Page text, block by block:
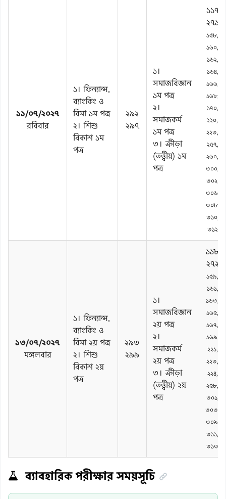
১১/০৭/২০২৭
রবিবার
১। ফিন্যান্স,
ব্যাংকিং ও
বিমা ১ম পত্র
২। শিশু
বিকাশ ১ম
পত্র
২৯২
২৯৭
১।
সমাজবিজ্ঞান
১ম পত্র
২।
সমাজকর্ম
১ম পত্র
৩। ক্রীড়া
(তত্ত্বীয়) ১ম
পত্র
১১৭
২৭১
১৫৮,
১৬০,
১৬২,
১৬৪,
১৬৬,
১৬৮,
১৭০,
২২০,
২২৩,
২৫৭,
২৬০,
৩০০,
৩০২,
৩০৬,
৩০৮,
৩১০,
৩১২
১৩/০৭/২০২৭
মঙ্গলবার
১। ফিন্যান্স,
ব্যাংকিং ও
বিমা ২য় পত্র
২। শিশু
বিকাশ ২য়
পত্র
২৯৩
২৯৯
১।
সমাজবিজ্ঞান
২য় পত্র
২।
সমাজকর্ম
২য় পত্র
৩। ক্রীড়া
(তত্ত্বীয়) ২য়
পত্র
১১৮
২৭২
১৫৯,
১৬১,
১৬৩,
১৬৫,
১৬৭,
১৬৯,
২২১,
২২৩,
২২৪,
২৫৮,
৩০১,
৩০৩,
৩০৯,
৩১১,
৩১৩
ব্যাবহারিক পরীক্ষার সময়সূচি